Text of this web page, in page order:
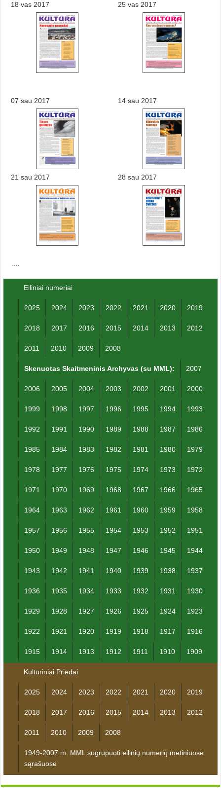
18 vas 2017 25 vas 2017
07 sau 2017 14 sau 2017
21 sau 2017 28 sau 2017
Eiliniai numeriai
2025 2024 2023 2022 2021 2020 2019
2018 2017 2016 2015 2014 2013 2012
2011 2010 2009 2008
Skenuotas Skaitmeninis Archyvas (su MML): 2007
2006 2005 2004 2003 2002 2001 2000
1999 1998 1997 1996 1995 1994 1993
1992 1991 1990 1989 1988 1987 1986
1985 1984 1983 1982 1981 1980 1979
1978 1977 1976 1975 1974 1973 1972
1971 1970 1969 1968 1967 1966 1965
1964 1963 1962 1961 1960 1959 1958
1957 1956 1955 1954 1953 1952 1951
1950 1949 1948 1947 1946 1945 1944
1943 1942 1941 1940 1939 1938 1937
1936 1935 1934 1933 1932 1931 1930
1929 1928 1927 1926 1925 1924 1923
1922 1921 1920 1919 1918 1917 1916
1915 1914 1913 1912 1911 1910 1909
Kultūriniai Priedai
2025 2024 2023 2022 2021 2020 2019
2018 2017 2016 2015 2014 2013 2012
2011 2010 2009 2008
1949-2007 m. MML sugrupuoti eilinių numerių metiniuose
sąrašuose